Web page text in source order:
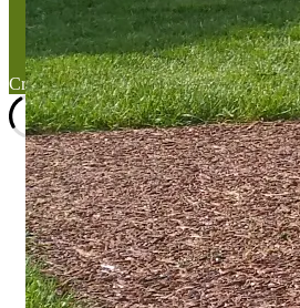
Titre du texte
Texte d'essai
Created with theWP Theme Airin Blog